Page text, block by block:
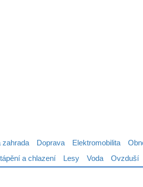
Doprava Elektromobilita
a chlazení Lesy Voda Ovzduší